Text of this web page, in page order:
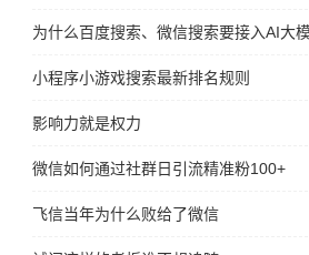
为什么百度搜索、微信搜索要接入AI大
小程序小游戏搜索最新排名规则
影响力就是权力
微信如何通过社群日引流精准粉100+
飞信当年为什么败给了微信